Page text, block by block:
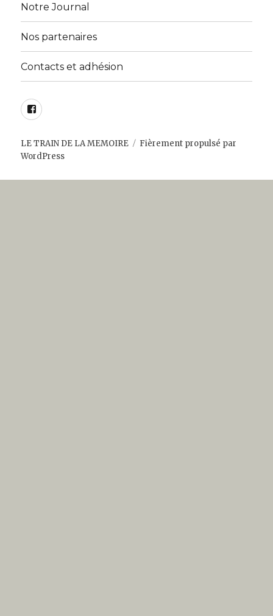
Notre Journal
Nos partenaires
Contacts et adhésion
Facebook
LE TRAIN DE LA MEMOIRE
Fièrement propulsé par
WordPress